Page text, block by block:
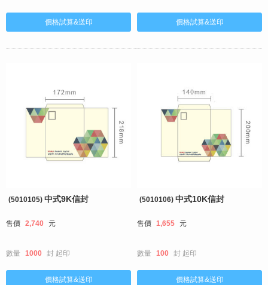
(5010105)中式9K信封
售價 2,740 元
數量 1000 封 起印
(5010106)中式10K信封
售價 1,655 元
數量 100 封 起印